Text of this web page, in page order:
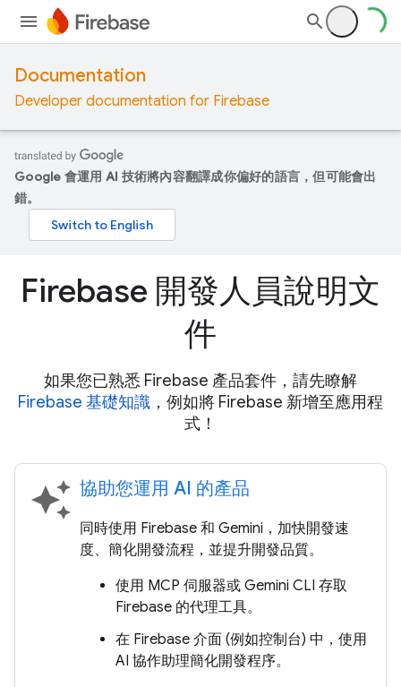
Documentation
Developer documentation for Firebase
Google 會運用 AI 技術將內容翻譯成你偏好的語言，但可能會出
錯。
Firebase 開發人員說明文
件
如果您已熟悉 Firebase 產品套件，請先瞭解
Firebase 基礎知識 ，例如將 Firebase 新增至應用程
式！
auto_awesome 協助您運用 AI 的產品
同時使用 Firebase 和 Gemini，加快開發速
度、簡化開發流程，並提升開發品質。
使用 MCP 伺服器或 Gemini CLI 存取
Firebase 的代理工具。
在 Firebase 介面 (例如控制台) 中，使用
AI 協作助理簡化開發程序。